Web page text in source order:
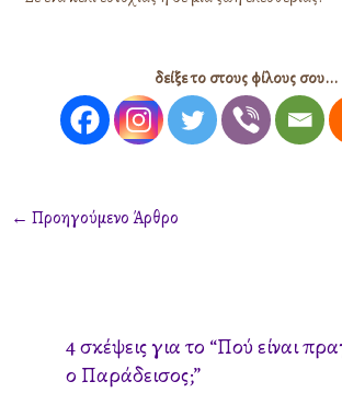
δείξε το στους φίλους σου...
← Προηγούμενο Άρθρο
4 σκέψεις για το “Πού είναι
ο Παράδεισος;”